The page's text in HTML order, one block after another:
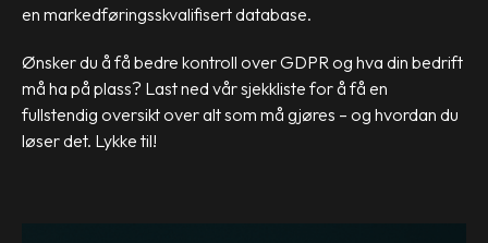
en markedføringsskvalifisert database.
Ønsker du å få bedre kontroll over GDPR og hva din bedrift
må ha på plass? Last ned vår sjekkliste for å få en
fullstendig oversikt over alt som må gjøres – og hvordan du
løser det. Lykke til!